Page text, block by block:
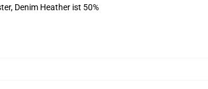
Denim Heather ist 50%